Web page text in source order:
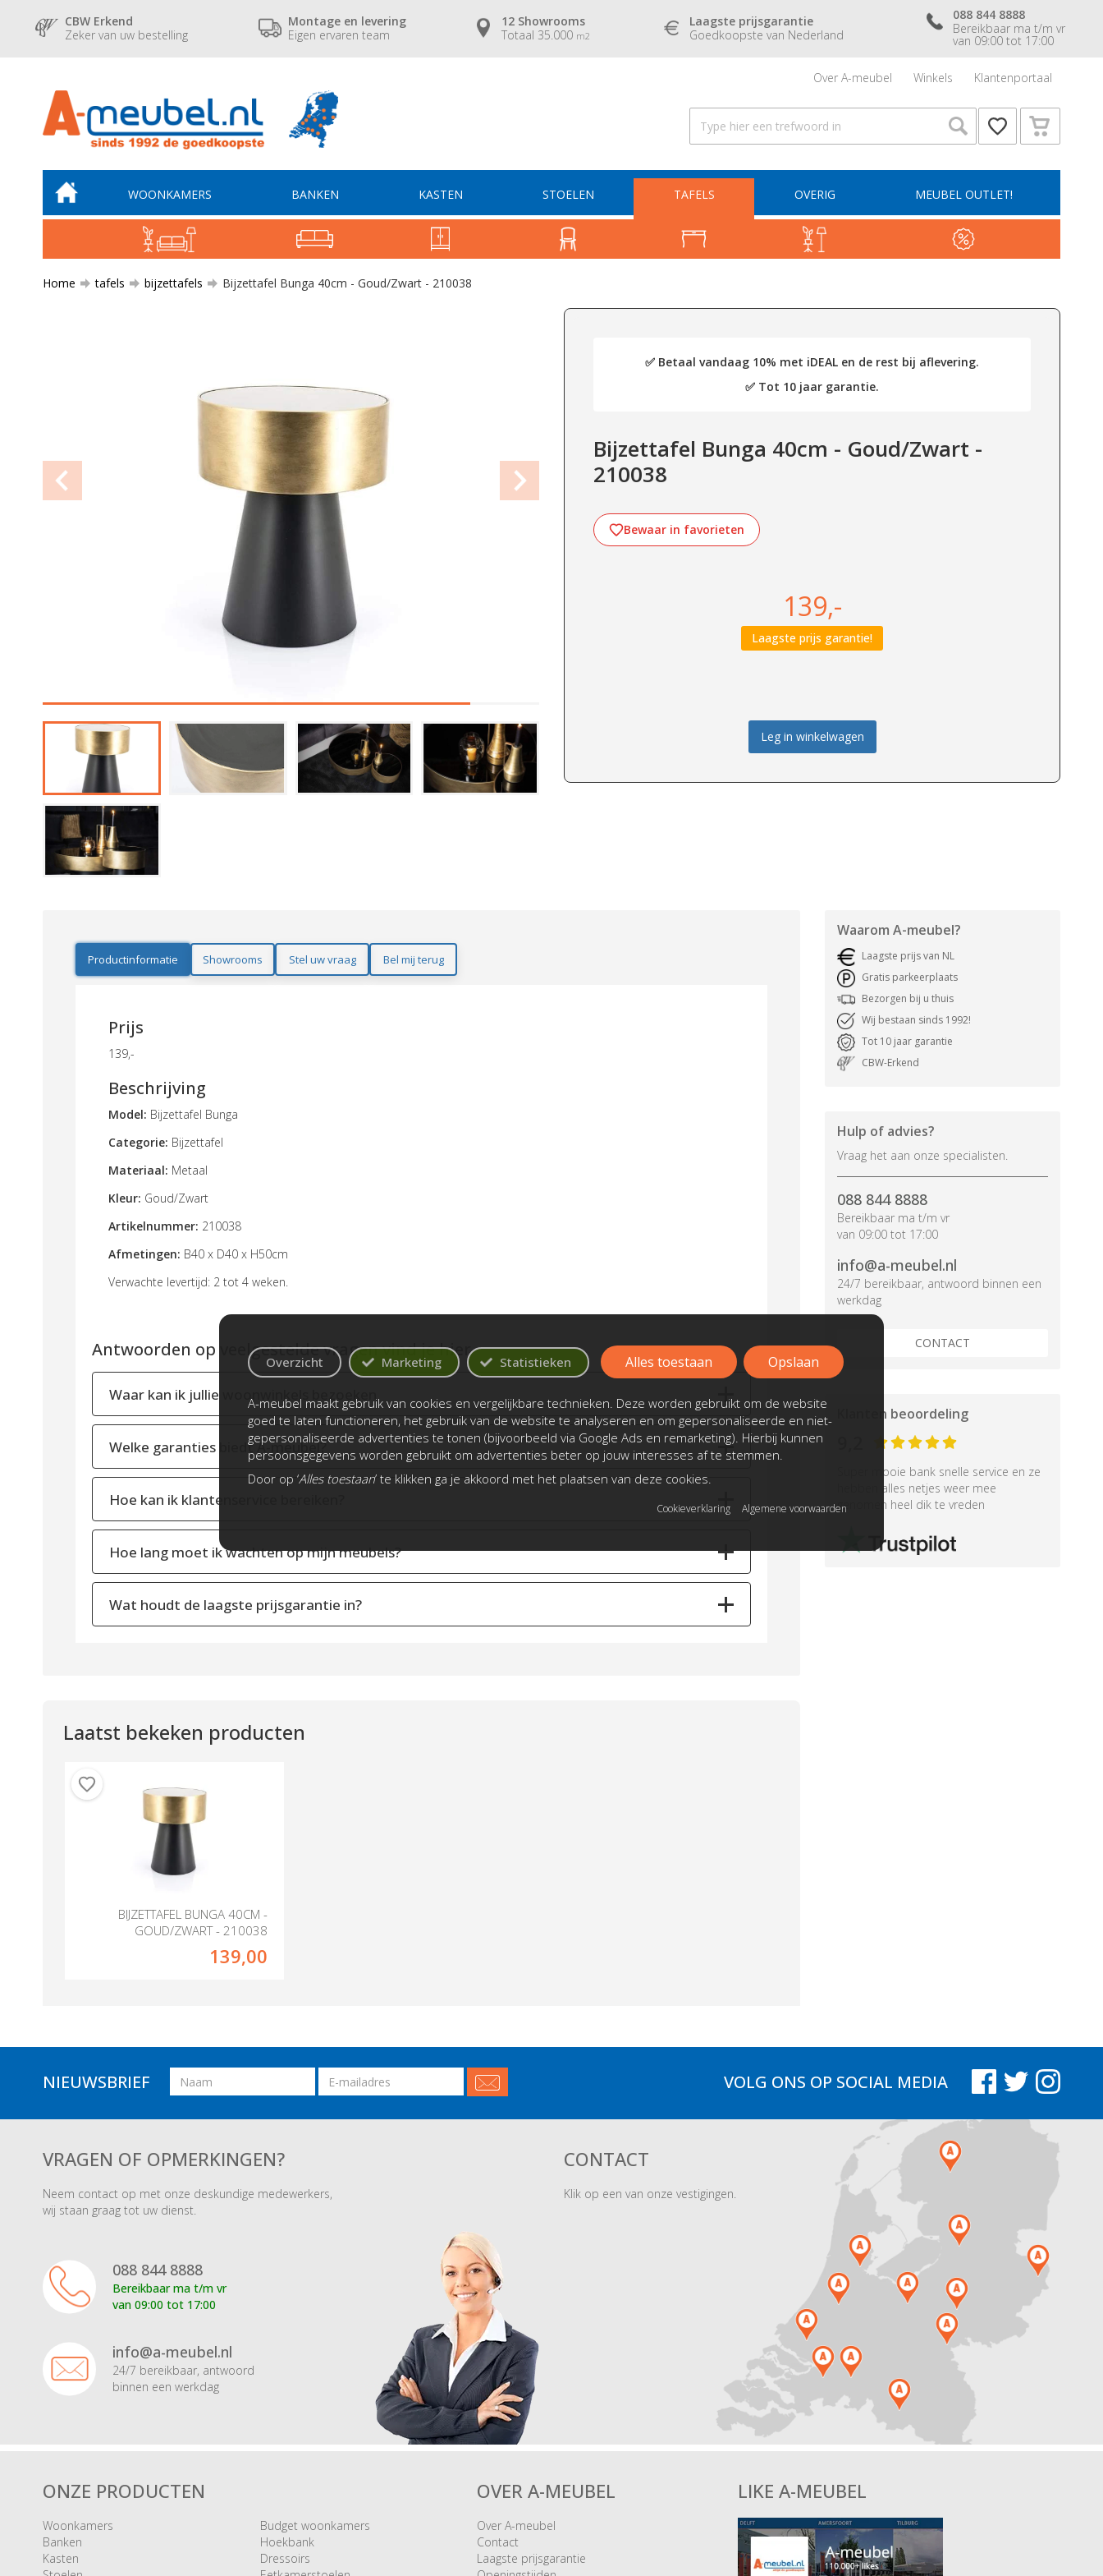
CBW Erkend
Zeker van uw bestelling
Montage en levering
Eigen ervaren team
12 Showrooms
Totaal 35.000 m2
Laagste prijsgarantie
Goedkoopste van Nederland
088 844 8888
Bereikbaar ma t/m vr
van 09:00 tot 17:00
Over A-meubel Winkels Klantenportaal
WOONKAMERS BANKEN KASTEN STOELEN TAFELS OVERIG MEUBEL OUTLET!
Home tafels bijzettafels Bijzettafel Bunga 40cm - Goud/Zwart - 210038
✅ Betaal vandaag 10% met iDEAL en de rest bij aflevering.
✅ Tot 10 jaar garantie.
Bijzettafel Bunga 40cm - Goud/Zwart -
210038
Bewaar in favorieten
139,-
Laagste prijs garantie!
Leg in winkelwagen
Productinformatie Showrooms Stel uw vraag Bel mij terug
Prijs
139,-
Beschrijving
Model: Bijzettafel Bunga
Categorie: Bijzettafel
Materiaal: Metaal
Kleur: Goud/Zwart
Artikelnummer: 210038
Afmetingen: B40 x D40 x H50cm
Verwachte levertijd: 2 tot 4 weken.
Antwoorden op veelgestelde vragen vind je hier
Waar kan ik jullie woonwinkels bezoeken
Welke garanties biedt A-meubel?
Hoe kan ik klantenservice bereiken?
Hoe lang moet ik wachten op mijn meubels?
Wat houdt de laagste prijsgarantie in?
Laatst bekeken producten
BIJZETTAFEL BUNGA 40CM -
GOUD/ZWART - 210038
139,00
Waarom A-meubel?
Laagste prijs van NL
Gratis parkeerplaats
Bezorgen bij u thuis
Wij bestaan sinds 1992!
Tot 10 jaar garantie
CBW-Erkend
Hulp of advies?
Vraag het aan onze specialisten.
088 844 8888
Bereikbaar ma t/m vr
van 09:00 tot 17:00
info@a-meubel.nl
24/7 bereikbaar, antwoord binnen een
werkdag
CONTACT
Klanten beoordeling
Super mooie bank snelle service en ze
hebben alles netjes weer mee
genomen heel dik te vreden
NIEUWSBRIEF Naam
Email
adres
VOLG ONS OP SOCIAL MEDIA
VRAGEN OF OPMERKINGEN?
Neem contact op met onze deskundige medewerkers,
wij staan graag tot uw dienst.
088 844 8888
Bereikbaar ma t/m vr
van 09:00 tot 17:00
info@a-meubel.nl
24/7 bereikbaar, antwoord
binnen een werkdag
CONTACT
Klik op een van onze vestigingen.
ONZE PRODUCTEN
Woonkamers
Banken
Kasten
Budget woonkamers
Hoekbank
Dressoirs
OVER A-MEUBEL
Over A-meubel
Contact
Laagste prijsgarantie
LIKE A-MEUBEL
Overzicht Marketing Statistieken
A-meubel maakt gebruik van cookies en vergelijkbare technieken. Deze worden gebruikt om de website
goed te laten functioneren, het gebruik van de website te analyseren en om gepersonaliseerde en niet-
gepersonaliseerde advertenties te tonen (bijvoorbeeld via Google Ads en remarketing). Hierbij kunnen
persoonsgegevens worden gebruikt om advertenties beter op jouw interesses af te stemmen.
Door op ‘Alles toestaan’ te klikken ga je akkoord met het plaatsen van deze cookies.
Alles toestaan Opslaan
Cookieverklaring Algemene voorwaarden